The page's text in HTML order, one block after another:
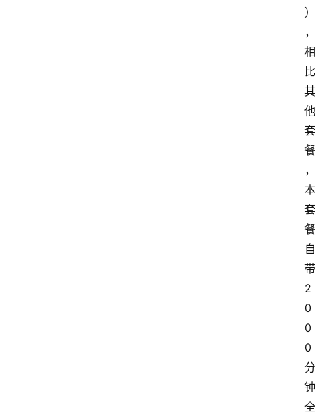
）
，
相
比
其
他
套
餐
，
本
套
餐
自
带
2
0
0
0
分
钟
全